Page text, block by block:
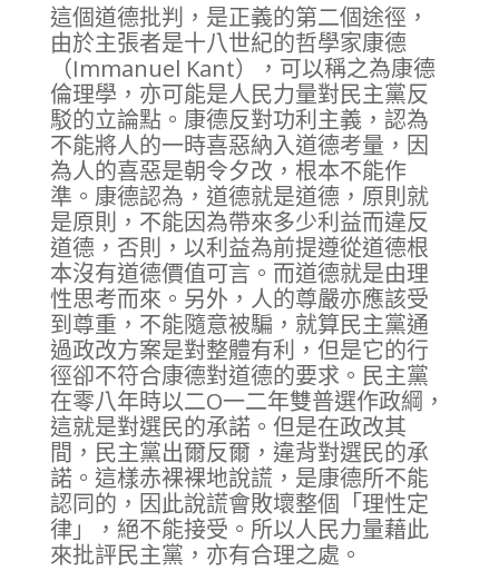
這個道德批判，是正義的第二個途徑，
由於主張者是十八世紀的哲學家康德
（Immanuel Kant），可以稱之為康德
倫理學，亦可能是人民力量對民主黨反
駁的立論點。康德反對功利主義，認為
不能將人的一時喜惡納入道德考量，因
為人的喜惡是朝令夕改，根本不能作
準。康德認為，道德就是道德，原則就
是原則，不能因為帶來多少利益而違反
道德，否則，以利益為前提遵從道德根
本沒有道德價值可言。而道德就是由理
性思考而來。另外，人的尊嚴亦應該受
到尊重，不能隨意被騙，就算民主黨通
過政改方案是對整體有利，但是它的行
徑卻不符合康德對道德的要求。民主黨
在零八年時以二O一二年雙普選作政綱，
這就是對選民的承諾。但是在政改其
間，民主黨出爾反爾，違背對選民的承
諾。這樣赤裸裸地說謊，是康德所不能
認同的，因此說謊會敗壞整個「理性定
律」，絕不能接受。所以人民力量藉此
來批評民主黨，亦有合理之處。